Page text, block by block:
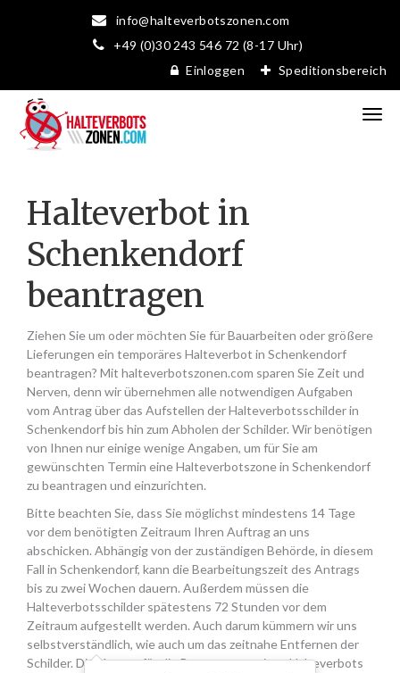
info@halteverbotszonen.com
+49 (0)30 243 546 72 (8-17 Uhr)
Einloggen
Speditionsbereich
Halteverbot in
Schenkendorf
beantragen
Ziehen Sie um oder möchten Sie für Bauarbeiten oder größere
Lieferungen ein temporäres Halteverbot in Schenkendorf
beantragen? Mit halteverbotszonen.com sparen Sie Zeit und
Nerven, denn wir übernehmen alle notwendigen Aufgaben
vom Antrag über das Aufstellen der Halteverbotsschilder in
Schenkendorf bis hin zum Abholen der Schilder. Wir benötigen
von Ihnen nur einige wenige Angaben, um für Sie am
gewünschten Termin eine Halteverbotszone in Schenkendorf
zu beantragen und einzurichten.
Bitte beachten Sie, dass Sie möglichst mindestens 14 Tage
vor dem benötigten Zeitraum Ihren Auftrag an uns
abschicken. Abhängig von der zuständigen Behörde, in diesem
Fall in Schenkendorf, kann die Bearbeitungszeit des Antrags
bis zu zwei Wochen dauern. Außerdem müssen die
Halteverbotsschilder spätestens 72 Stunden vor dem
Zeitraum aufgestellt werden. Auch darum kümmern wir uns
selbstverständlich, wie auch um das zeitnahe Entfernen der
Schilder. Die Kosten für die Beantragung eines Halteverbots